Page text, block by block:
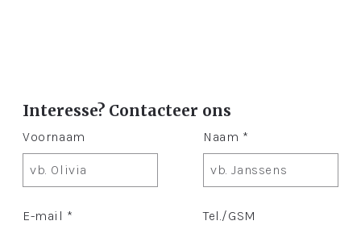
Interesse? Contacteer ons
Voornaam Naam *
E-mail * Tel./GSM